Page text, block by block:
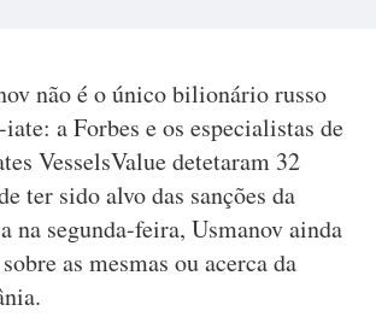
não é o único bilionário russo
a Forbes e os especialistas de
VesselsValue detetaram 32
ter sido alvo das sanções da
na segunda-feira, Usmanov ainda
as mesmas ou acerca da